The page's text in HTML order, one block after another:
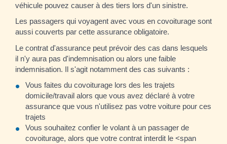
véhicule pouvez causer à des tiers lors d'un sinistre.
Les passagers qui voyagent avec vous en covoiturage sont
aussi couverts par cette assurance obligatoire.
Le contrat d'assurance peut prévoir des cas dans lesquels
il n'y aura pas d'indemnisation ou alors une faible
indemnisation. Il s'agit notamment des cas suivants :
Vous faites du covoiturage lors des les trajets
domicile/travail alors que vous avez déclaré à votre
assurance que vous n'utilisez pas votre voiture pour ces
trajets
Vous souhaitez confier le volant à un passager de
covoiturage, alors que votre contrat interdit le <span